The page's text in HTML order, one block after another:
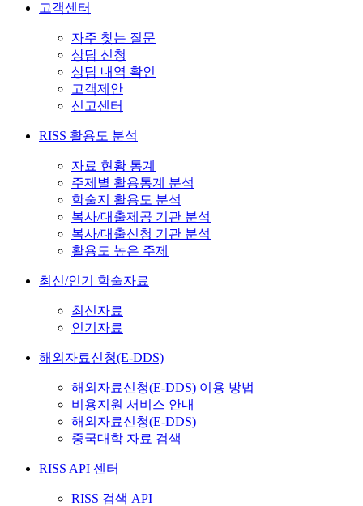
고객센터
자주 찾는 질문
상담 신청
상담 내역 확인
고객제안
신고센터
RISS 활용도 분석
자료 현황 통계
주제별 활용통계 분석
학술지 활용도 분석
복사/대출제공 기관 분석
복사/대출신청 기관 분석
활용도 높은 주제
최신/인기 학술자료
최신자료
인기자료
해외자료신청(E-DDS)
해외자료신청(E-DDS) 이용 방법
비용지원 서비스 안내
해외자료신청(E-DDS)
중국대학 자료 검색
RISS API 센터
RISS 검색 API